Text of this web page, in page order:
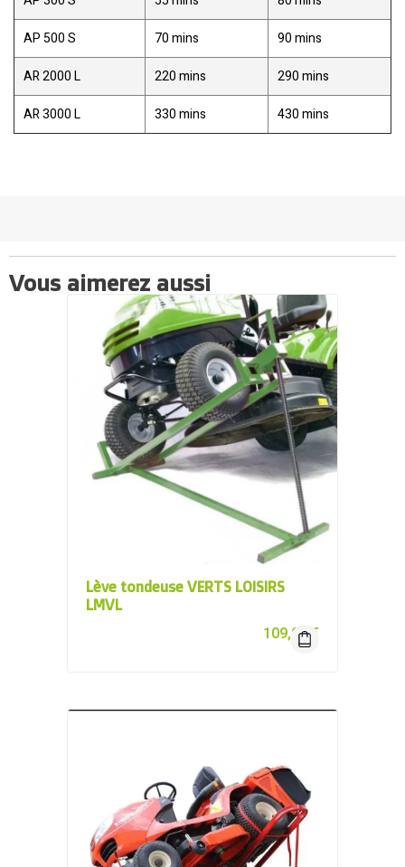
AP 500 S
70 mins
90 mins
AR 2000 L
220 mins
290 mins
AR 3000 L
330 mins 430 mins
Vous aimerez aussi
Lève tondeuse VERTS LOISIRS
LMVL
109,00€